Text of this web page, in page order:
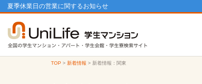
夏季休業日の営業に関するお知らせ
TOP > 新着情報 > 新着情報：関東